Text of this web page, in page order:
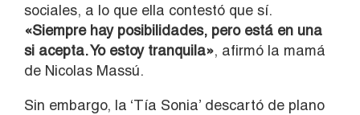
sociales, a lo que ella contestó que sí.
«Siempre hay posibilidades, pero está en una
si acepta. Yo estoy tranquila», afirmó la mamá
de Nicolas Massú.
Sin embargo, la ‘Tía Sonia’ descartó de plano